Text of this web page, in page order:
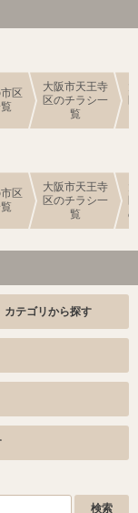
区
大阪市天王寺
区のチラシ一
覧
区
大阪市天王寺
区のチラシ一
覧
カテゴリから探す